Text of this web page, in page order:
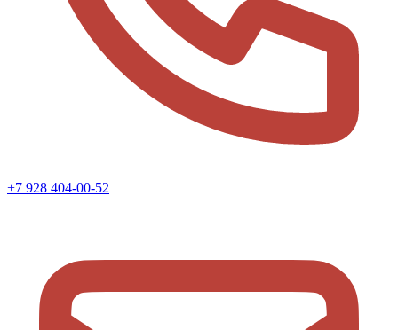
+7 928 404-00-52